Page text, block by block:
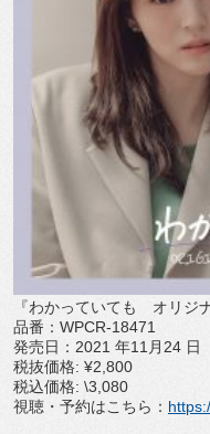
『わかっていても オリジ
品番： WPCR-18471
発売日： 2021 年11月24 日
税抜価格: ¥2,800
税込価格: \3,080
視聴・予約はこちら：